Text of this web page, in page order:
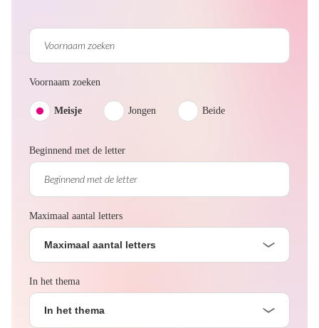
Voornaam zoeken
Meisje Jongen Beide
Beginnend met de letter
Maximaal aantal letters
Maximaal aantal letters
In het thema
In het thema